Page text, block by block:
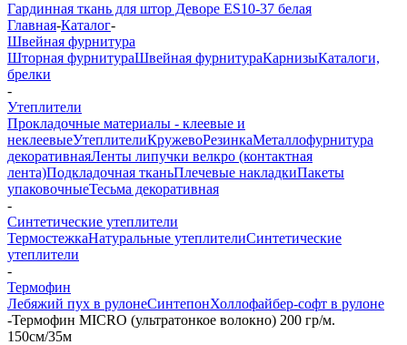
Гардинная ткань для штор Деворе ES10-37 белая
Главная-Каталог-
Швейная фурнитура
Шторная фурнитураШвейная фурнитураКарнизыКаталоги,
брелки
-
Утеплители
Прокладочные материалы - клеевые и
неклеевыеУтеплителиКружевоРезинкаМеталлофурнитура
декоративнаяЛенты липучки велкро (контактная
лента)Подкладочная тканьПлечевые накладкиПакеты
упаковочныеТесьма декоративная
-
Синтетические утеплители
ТермостежкаНатуральные утеплителиСинтетические
утеплители
-
Термофин
Лебяжий пух в рулонеСинтепонХоллофайбер-софт в рулоне
-Термофин MICRO (ультратонкое волокно) 200 гр/м.
150см/35м